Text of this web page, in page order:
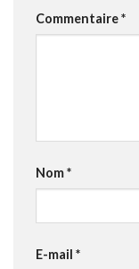
Commentaire*
Nom*
E-mail *